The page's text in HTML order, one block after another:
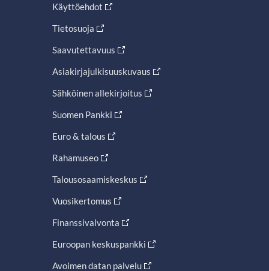
Käyttöehdot
Tietosuoja
Saavutettavuus
Asiakirjajulkisuuskuvaus
Sähköinen allekirjoitus
Suomen Pankki
Euro & talous
Rahamuseo
Talousosaamiskeskus
Vuosikertomus
Finanssivalvonta
Euroopan keskuspankki
Avoimen datan palvelu